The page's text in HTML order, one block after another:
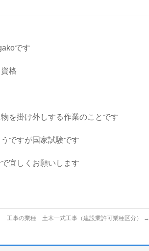
です
格
を掛け外しする作業のことです
ですが国家試験です
宜しくお願いします
工事の業種 土木一式工事（建設業許可業種区分） →